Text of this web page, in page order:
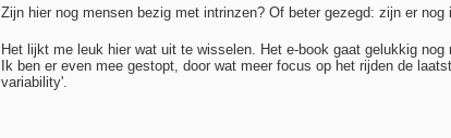
Zijn hier nog mensen bezig met intrinzen? Of beter gezegd: zijn er
Het lijkt me leuk hier wat uit te wisselen. Het e-book gaat gelukkig nog
Ik ben er even mee gestopt, door wat meer focus op het rijden de
variability'.